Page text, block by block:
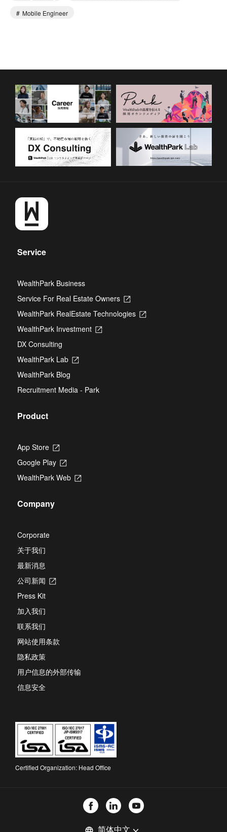
Mobile Engineer
Service
WealthPark Business
Service For Real Estate Owners
Opens
a
WealthPark RealEstate Technologies
Opens
WealthPark Investment
Opens
DX Consulting
WealthPark Lab
Opens
new
tab
WealthPark Blog
Recruitment Media - Park
Product
App Store
Opens
a
new
tab
Google Play
Opens
a
WealthPark Web
Opens
Company
Corporate
关于我们
最新消息
公司新闻
Opens
Press Kit
加入我们
联系我们
网站使用条款
隐私政策
用户信息的外部传输
信息安全
Certified Organization: Head Office